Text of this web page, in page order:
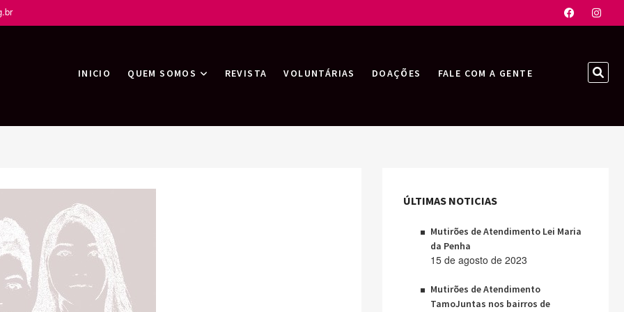
Facebook
INICIO QUEM SOMOS REVISTA VOLUNTÁRIAS DOAÇÕES FALE COM A GENTE
…
ÚLTIMAS NOTICIAS
Mutirões de Atendimento Lei Maria
da Penha
15 de agosto de 2023
Mutirões de Atendimento
TamoJuntas nos bairros de